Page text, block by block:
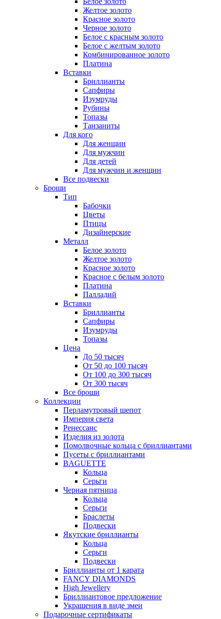
Желтое золото
Красное золото
Черное золото
Белое с красным золото
Белое с желтым золото
Комбинированное золото
Платина
Вставки
Бриллианты
Сапфиры
Изумруды
Рубины
Топазы
Танзаниты
Для кого
Для женщин
Для мужчин
Для детей
Для мужчин и женщин
Все подвески
Броши
Тип
Бабочки
Цветы
Птицы
Дизайнерские
Металл
Белое золото
Желтое золото
Красное золото
Красное с белым золото
Платина
Палладий
Вставки
Бриллианты
Сапфиры
Изумруды
Топазы
Цена
До 50 тысяч
От 50 до 100 тысяч
От 100 до 300 тысяч
От 300 тысяч
Все броши
Коллекции
Перламутровый шепот
Империя света
Ренессанс
Изделия из золота
Помолвочные кольца с бриллиантами
Пусеты с бриллиантами
BAGUETTE
Кольца
Серьги
Черная пятница
Кольца
Серьги
Браслеты
Подвески
Якутские бриллианты
Кольца
Серьги
Подвески
Бриллианты от 1 карата
FANCY DIAMONDS
High Jewellery
Бриллиантовое предложение
Украшения в виде змеи
Подарочные сертификаты